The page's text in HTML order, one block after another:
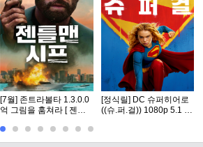
[7월] 존트라볼타 1.3.0.0
억 그림을 훔쳐라 [ 젠틀
[정식릴] DC 슈퍼히어로
((슈.퍼.걸)) 1080p 5.1 공